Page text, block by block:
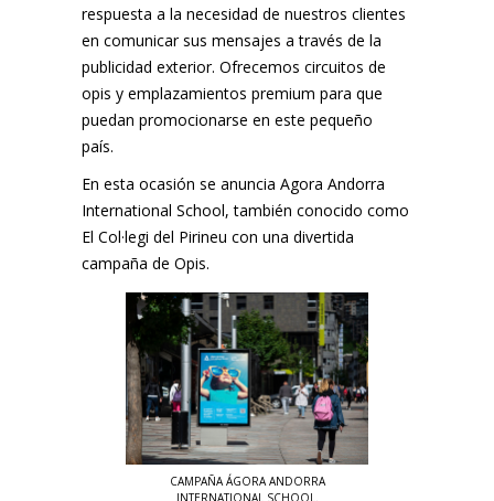
respuesta a la necesidad de nuestros clientes
en comunicar sus mensajes a través de la
publicidad exterior. Ofrecemos circuitos de
opis y emplazamientos premium para que
puedan promocionarse en este pequeño
país.
En esta ocasión se anuncia Agora Andorra
International School, también conocido como
El Col·legi del Pirineu con una divertida
campaña de Opis.
CAMPAÑA ÁGORA ANDORRA